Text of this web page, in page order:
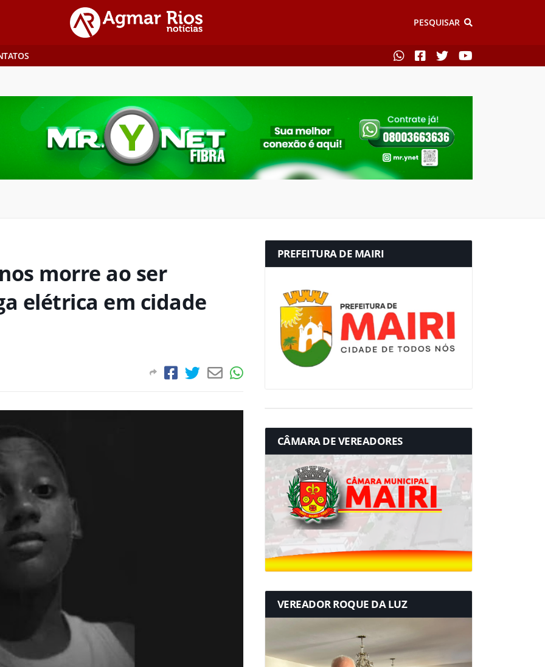
PESQUISAR
morre ao ser
elétrica em cidade
PREFEITURA DE MAIRI
CÂMARA DE VEREADORES
VEREADOR ROQUE DA LUZ